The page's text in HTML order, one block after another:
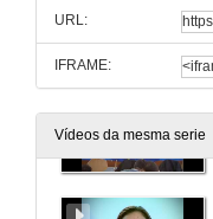
URL:
IFRAME:
Vídeos da mesma serie